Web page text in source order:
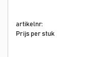
artikelnr:
Prijs per stuk